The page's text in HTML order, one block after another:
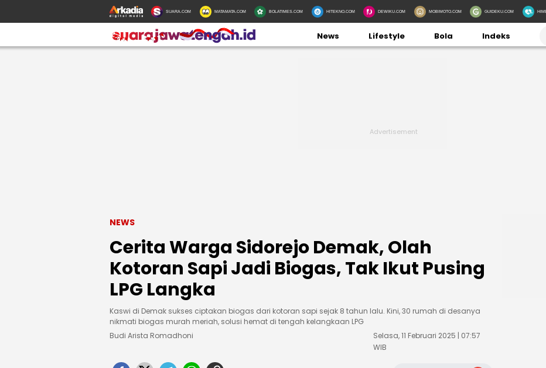
SUARA.COM MATAMATA.COM BOLATIMES.COM HITEKNO.COM DEWIKU.COM MOBIMOTO.COM GUIDEKU.COM
News Lifestyle Bola Indeks
NEWS
Cerita Warga Sidorejo Demak, Olah
Kotoran Sapi Jadi Biogas, Tak Ikut Pusing
LPG Langka
Kaswi di Demak sukses ciptakan biogas dari kotoran sapi sejak 8 tahun lalu. Kini, 30 rumah di desanya
nikmati biogas murah meriah, solusi hemat di tengah kelangkaan LPG
Budi Arista Romadhoni
Selasa, 11 Februari 2025 | 07:57
WIB